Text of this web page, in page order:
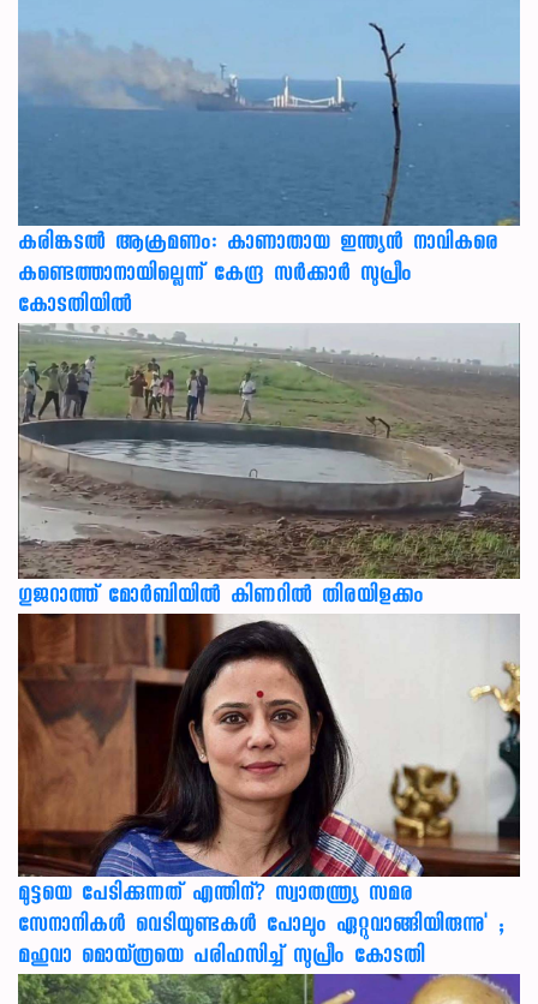
കരിങ്കടൽ ആക്രമണം: കാണാതായ ഇന്ത്യൻ നാവികരെ
കണ്ടെത്താനായില്ലെന്ന് കേന്ദ്ര സർക്കാർ സുപ്രീം
കോടതിയിൽ
ഗുജറാത്ത് മോർബിയിൽ കിണറിൽ തിരയിളക്കം
മുട്ടയെ പേടിക്കുന്നത് എന്തിന്? സ്വാതന്ത്ര്യ സമര
സേനാനികൾ വെടിയുണ്ടകൾ പോലും ഏറ്റുവാങ്ങിയിരുന്നു' ;
മഹുവാ മൊയ്ത്രയെ പരിഹസിച്ച് സുപ്രീം കോടതി